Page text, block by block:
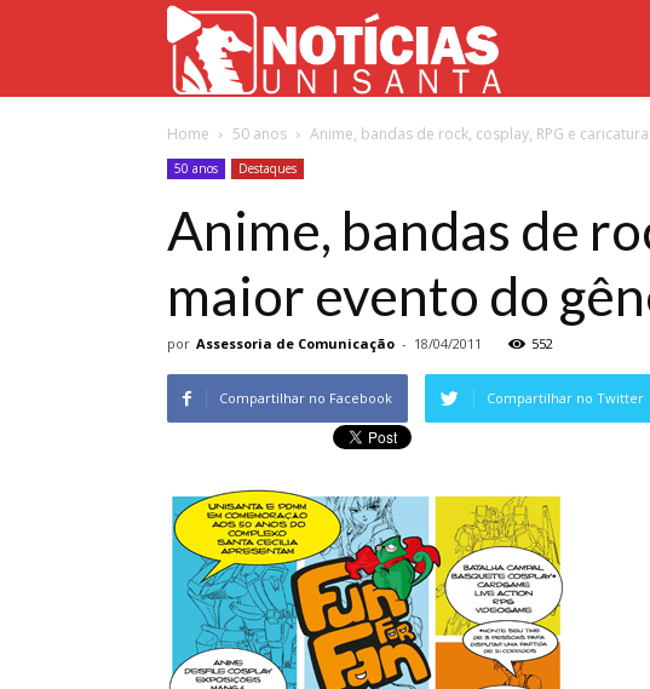
Unisanta
Home 50 anos Anime, bandas de rock, cosplay, RPG e
50 anos Destaques
Anime, bandas de
maior evento do
por Assessoria de Comunicação - 18/04/2011 552
Compartilhar no Facebook Compartilhar no Twitter